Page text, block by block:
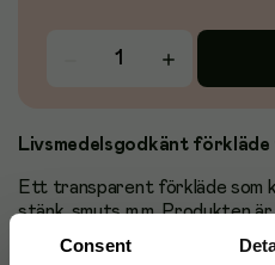
Consent
Livsmedelsgodkänt
Ett transparent förkläde som
stänk, smuts m.m. Produkten
Storlek: 810 x 1250 mm